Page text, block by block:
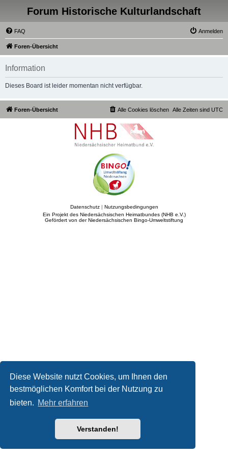
Diese Website nutzt Cookies, um Ihnen den
bestmöglichen Komfort bei der Nutzung zu
bieten. Mehr erfahren
Verstanden!
Forum Historische Kulturlandschaft
FAQ Anmelden
Foren-Übersicht
Information
Dieses Board ist leider momentan nicht verfügbar.
Foren-Übersicht Alle Zeiten sind UTC
Alle Cookies löschen
Datenschutz| Nutzungsbedingungen
Ein Projekt des Niedersächsischen Heimatbundes (NHB e.V.)
Gefördert von der Niedersächsischen Bingo-Umweltstiftung